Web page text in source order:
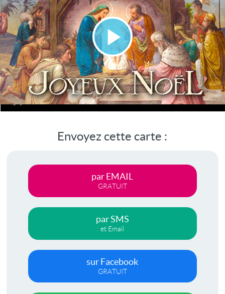
Lire
la
vidéo
Envoyez cette carte :
par EMAIL
GRATUIT
par SMS
et Email
sur Facebook
GRATUIT